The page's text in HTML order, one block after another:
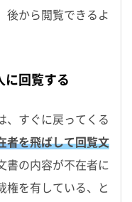
後から閲覧できるよ
に回覧する
、すぐに戻ってくる
者を飛ばして回覧文
書の内容が不在者に
権を有している、と